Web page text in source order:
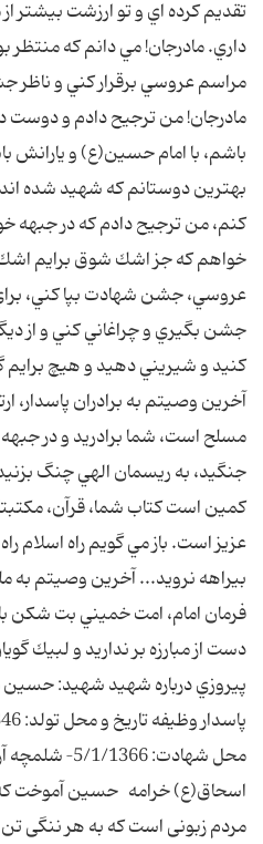
تقديم كرده اي و تو ارزشت بيشتر
داري. مادرجان! مي دانم كه منتظر
مراسم عروسي برقرار كني و
مادرجان! من ترجيح دادم و دوست
باشم، با امام حسين(ع) و يارانش
بهترين دوستانم كه شهيد شده
كنم، من ترجيح دادم كه در جبهه
خواهم كه جز اشك شوق برايم
عروسي، جشن شهادت بپا كني،
جشن بگيري و چراغاني كني و از
كنيد و شيريني دهيد و هيچ
آخرين وصيتم به برادران
مسلح است، شما برادريد و در
جنگيد، به ريسمان الهي چنگ
كمين است كتاب شما، قرآن،
عزيز است. باز مي گويم راه اسلام
بيراهه نرويد... آخرين وصيتم به
فرمان امام، امت خميني بت شكن
دست از مبارزه بر نداريد و لبيك
پيروزي درباره شهید شهید:
محل شهادت: 5/1/
اسحاق(ع) خرامه حسین آموخت
مردم زبونی است که به هر ننگی تن